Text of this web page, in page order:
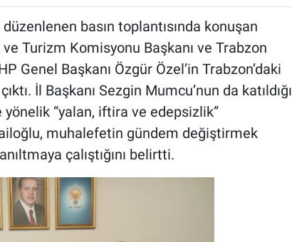
basın toplantısında konuşan
ve Turizm Komisyonu Başkanı ve Trabzon
Genel Başkanı Özgür Özel’in Trabzon’daki
İl Başkanı Sezgin Mumcu’nun da katıldığı
yönelik “yalan, iftira ve edepsizlik”
muhalefetin gündem değiştirmek
çalıştığını belirtti.